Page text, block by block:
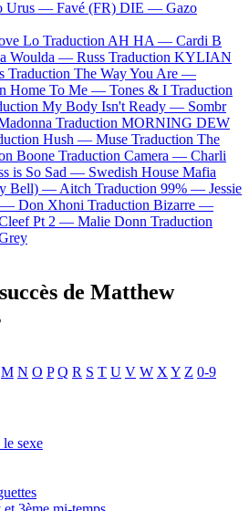
Urus — Favé (FR) DIE — Gazo
Lo Traduction AH HA — Cardi B
Woulda — Russ Traduction KYLIAN
Traduction The Way You Are —
Home To Me — Tones & I Traduction
My Body Isn't Ready — Sombr
Traduction MORNING DEW
Hush — Muse Traduction The
Boone Traduction Camera — Charli
is So Sad — Swedish House Mafia
Bell) — Aitch Traduction 99% — Jessie
— Don Xhoni Traduction Bizarre —
Pt 2 — Malie Donn Traduction
de Matthew
M N O P Q R S T U V W X Y Z 0-9
sexe